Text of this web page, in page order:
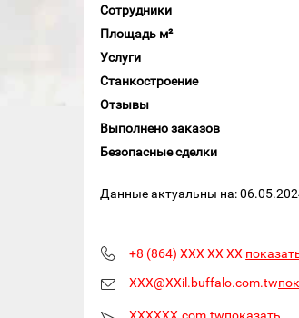
Сотрудники
Площадь м²
Услуги
Станкостроение
Отзывы
Выполнено заказов
Безопасные сделки
Данные актуальны на:
+8 (864) XXX XX XX
XXX@XXil.buffalo.com.tw